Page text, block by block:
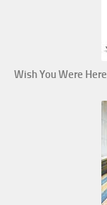
Wish You Were